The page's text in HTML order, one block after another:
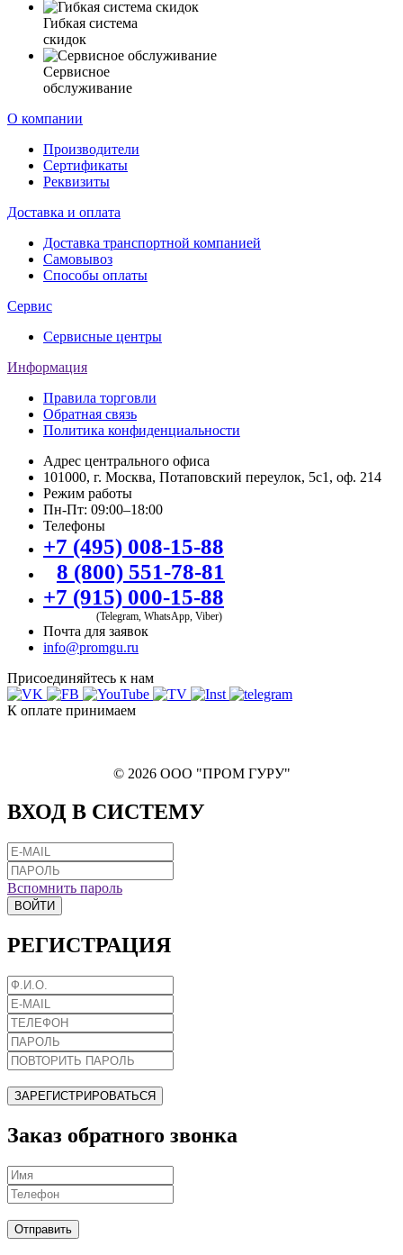
Гибкая система
скидок
Сервисное
обслуживание
О компании
Производители
Сертификаты
Реквизиты
Доставка и оплата
Доставка транспортной компанией
Самовывоз
Способы оплаты
Сервис
Сервисные центры
Информация
Правила торговли
Обратная связь
Политика конфиденциальности
Адрес центрального офиса
101000, г. Москва, Потаповский переулок, 5с1, оф. 214
Режим работы
Пн-Пт: 09:00–18:00
Телефоны
+7 (495) 008-15-88
8 (800) 551-78-81
+7 (915) 000-15-88
(Telegram, WhatsApp, Viber)
Почта для заявок
info@promgu.ru
Присоединяйтесь к нам
К оплате принимаем
© 2026 ООО "ПРОМ ГУРУ"
ВХОД В СИСТЕМУ
Вспомнить пароль
ВОЙТИ
РЕГИСТРАЦИЯ
ЗАРЕГИСТРИРОВАТЬСЯ
Заказ обратного звонка
Отправить